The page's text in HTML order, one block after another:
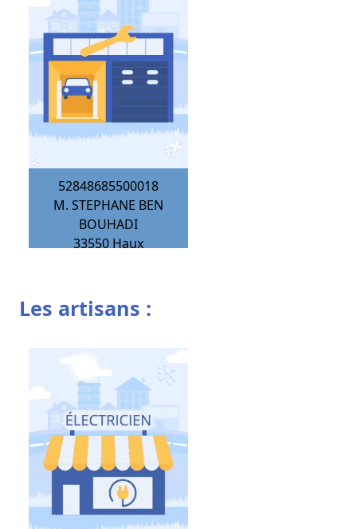
52848685500018
M. STEPHANE BEN
BOUHADI
33550 Haux
Les artisans :